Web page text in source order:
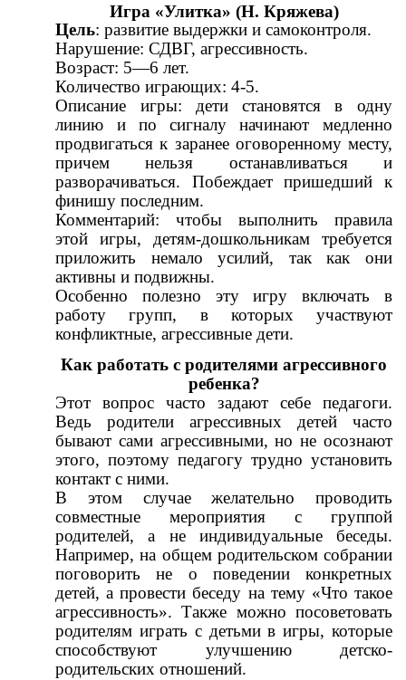
Игра «Улитка» (Н. Кряжева)
Цель: развитие выдержки и самоконтроля.
Нарушение: СДВГ, агрессивность.
Возраст: 5—6 лет.
Количество играющих: 4-5.
Описание игры: дети становятся в одну
линию и по сигналу начинают медленно
продвигаться к заранее оговоренному месту,
причем нельзя останавливаться и
разворачиваться. Побеждает пришедший к
финишу последним.
Комментарий: чтобы выполнить правила
этой игры, детям-дошкольникам требуется
приложить немало усилий, так как они
активны и подвижны.
Особенно полезно эту игру включать в
работу групп, в которых участвуют
конфликтные, агрессивные дети.
Как работать с родителями агрессивного
ребенка?
Этот вопрос часто задают себе педагоги.
Ведь родители агрессивных детей часто
бывают сами агрессивными, но не осознают
этого, поэтому педагогу трудно установить
контакт с ними.
В этом случае желательно проводить
совместные мероприятия с группой
родителей, а не индивидуальные беседы.
Например, на общем родительском собрании
поговорить не о поведении конкретных
детей, а провести беседу на тему «Что такое
агрессивность». Также можно посоветовать
родителям играть с детьми в игры, которые
способствуют улучшению детско-
родительских отношений.